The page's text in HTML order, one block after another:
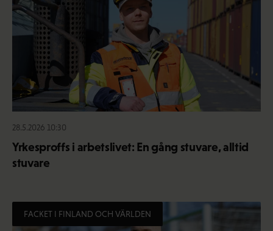
28.5.2026 10:30
Yrkesproffs i arbetslivet: En gång stuvare, alltid
stuvare
FACKET I FINLAND OCH VÄRLDEN